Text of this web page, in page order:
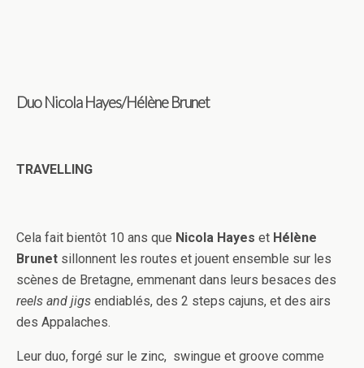
Duo Nicola Hayes/Hélène Brunet
TRAVELLING
Cela fait bientôt 10 ans que Nicola Hayes et Hélène
Brunet sillonnent les routes et jouent ensemble sur les
scènes de Bretagne, emmenant dans leurs besaces des
reels and jigs endiablés, des 2 steps cajuns, et des airs
des Appalaches.
Leur duo, forgé sur le zinc, swingue et groove comme